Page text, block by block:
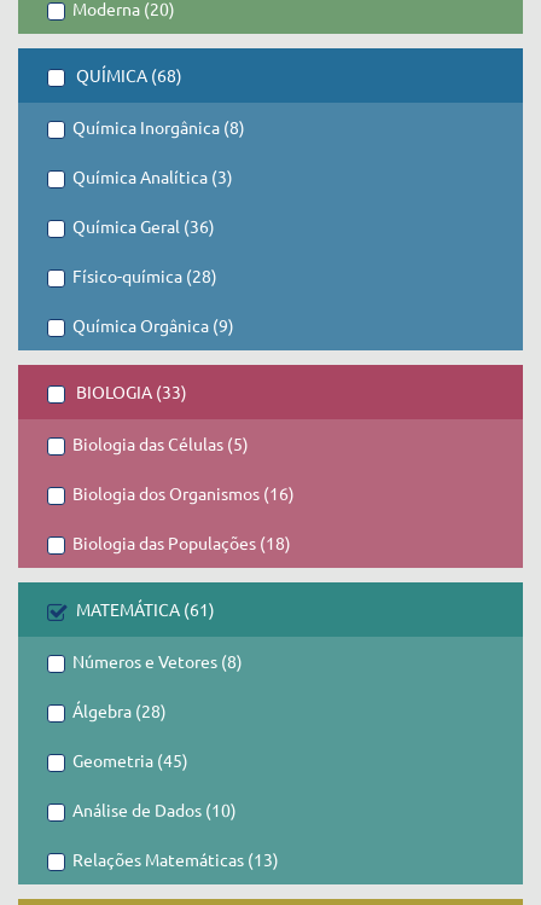
Moderna (20)
QUÍMICA (68)
Química Inorgânica (8)
Química Analítica (3)
Química Geral (36)
Físico-química (28)
Química Orgânica (9)
BIOLOGIA (33)
Biologia das Células (5)
Biologia dos Organismos (16)
Biologia das Populações (18)
MATEMÁTICA (61)
Números e Vetores (8)
Álgebra (28)
Geometria (45)
Análise de Dados (10)
Relações Matemáticas (13)